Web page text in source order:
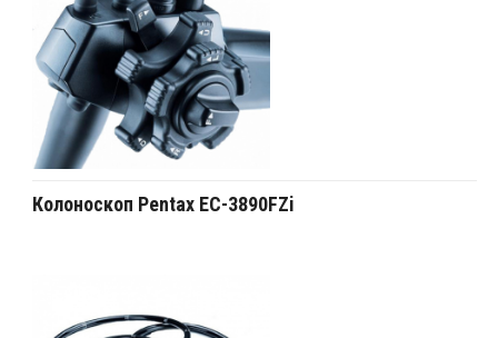
Колоноскоп Pentax EC-3890FZi